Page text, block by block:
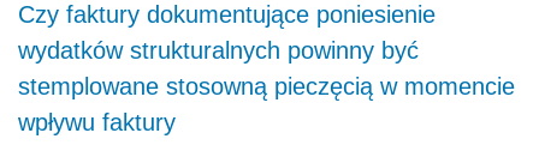
Czy faktury dokumentujące poniesienie
wydatków strukturalnych powinny być
stemplowane stosowną pieczęcią w momencie
wpływu faktury